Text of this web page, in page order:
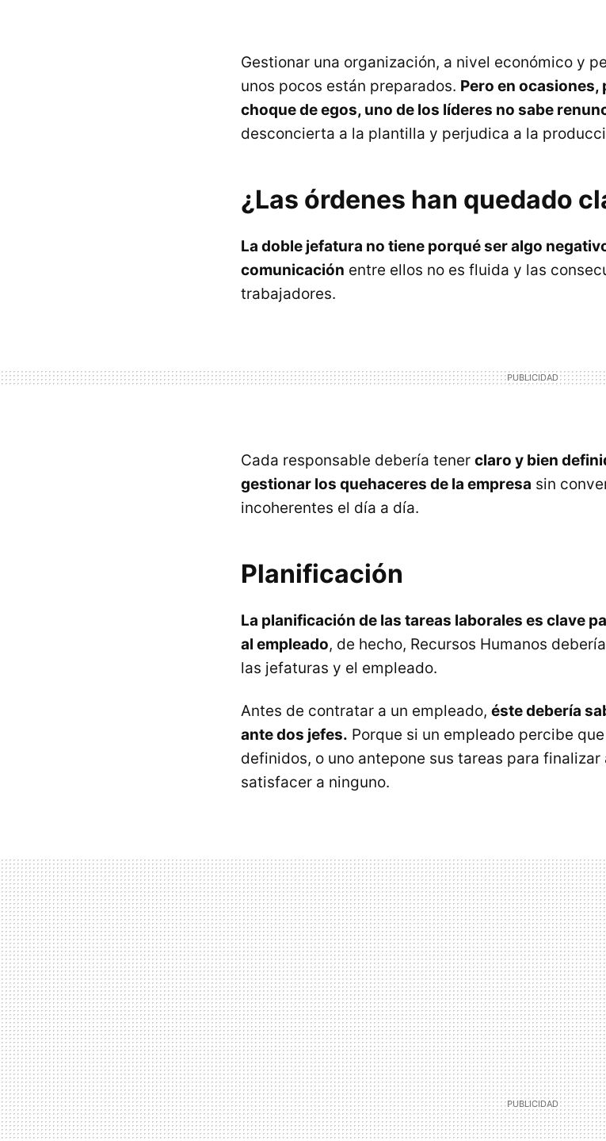
Gestionar una organización, a nivel económico y
unos pocos están preparados. Pero en
choque de egos, uno de los líderes no sabe
desconcierta a la plantilla y perjudica a la
¿Las órdenes han quedado
La doble jefatura no tiene porqué ser algo
comunicación entre ellos no es fluida y las
trabajadores.
Cada responsable debería tener claro y bien
gestionar los quehaceres de la empresa sin
incoherentes el día a día.
Planificación
La planificación de las tareas laborales es clave
al empleado, de hecho, Recursos Humanos
las jefaturas y el empleado.
Antes de contratar a un empleado, éste debería
ante dos jefes. Porque si un empleado percibe
definidos, o uno antepone sus tareas para
satisfacer a ninguno.